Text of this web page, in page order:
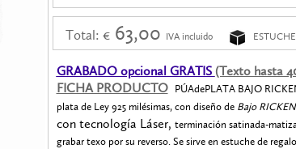
Total: € 63,00 IVA incluido
GRABADO opcional GRATIS (Texto hasta
FICHA PRODUCTO
PÚAdePLATA BAJO
plata de Ley 925 milésimas, con diseño de Bajo
con tecnología Láser, terminación satinada-
grabar texo por su reverso. Se sirve en estuche de